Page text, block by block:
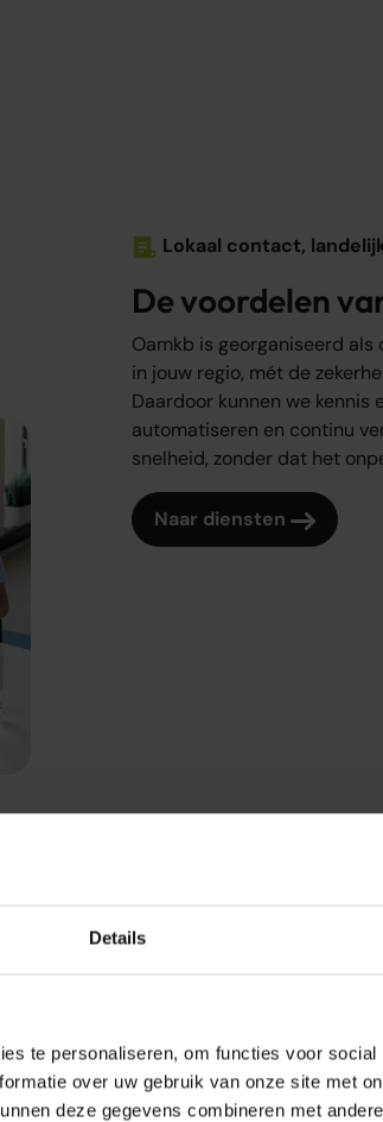
Details
te personaliseren, om functies voor
over uw gebruik van onze site met
deze gegevens combineren met
Lokaal contact,
De voordelen
Oamkb is georganiseerd
in jouw regio, mét de
Daardoor kunnen we
automatiseren en continu
snelheid, zonder dat het
Naar diensten